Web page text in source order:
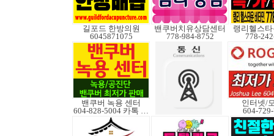
길포드 한방의원
6045871075
밴쿠버치유상담센터
778-984-8752
랭리헬스
778-
밴쿠버 녹용 센터
604-828-5004 카톡 Elkcanada
인터넷/
604-